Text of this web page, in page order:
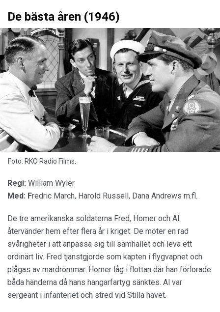
De bästa åren (1946)
Foto: RKO Radio Films.
Regi: William Wyler
Med: Fredric March, Harold Russell, Dana Andrews m.fl.
De tre amerikanska soldaterna Fred, Homer och Al
återvänder hem efter flera år i kriget. De möter en rad
svårigheter i att anpassa sig till samhället och leva ett
ordinärt liv. Fred tjänstgjorde som kapten i flygvapnet och
plågas av mardrömmar. Homer låg i flottan där han förlorade
båda händerna då hans hangarfartyg sänktes. Al var
sergeant i infanteriet och stred vid Stilla havet.